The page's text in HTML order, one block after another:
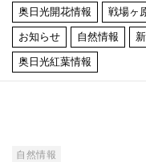
奥日光開花情報 戦場ヶ
お知らせ 自然情報
奥日光紅葉情報
自然情報